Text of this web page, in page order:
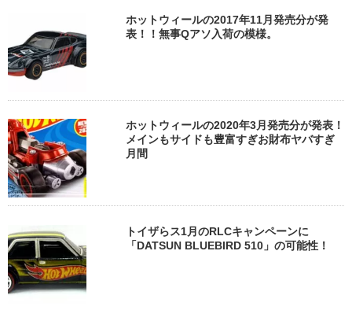
ホットウィールの2017年11月発売分が発
表！！無事Qアソ入荷の模様。
ホットウィールの2020年3月発売分が発表！
メインもサイドも豊富すぎお財布ヤバすぎ
月間
トイザらス1月のRLCキャンペーンに
「DATSUN BLUEBIRD 510」の可能性！